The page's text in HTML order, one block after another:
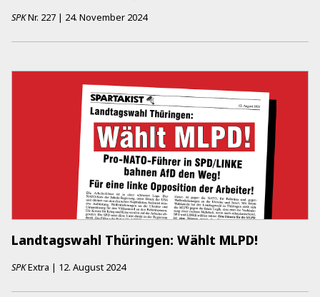
SPKNr. 227 | 24. November 2024
Landtagswahl Thüringen: Wählt MLPD!
SPKExtra | 12. August 2024